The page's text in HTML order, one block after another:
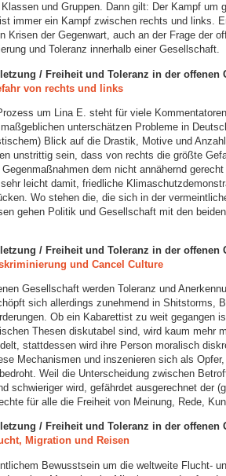
und Gruppen. Dann gilt: Der Kampf um
immer ein Kampf zwischen rechts und links.
Krisen der Gegenwart, auch an der Frage der
und Toleranz innerhalb einer Gesellschaft.
/ Freiheit und Toleranz in der offenen
von rechts und links
um Lina E. steht für viele
unterschätzen Probleme in
Blick auf die Drastik, Motive und
unstrittig sein, dass von rechts die größte
dem nicht annähernd
leicht damit, friedliche
Wo stehen die, die sich in der
gehen Politik und Gesellschaft mit den
/ Freiheit und Toleranz in der offenen
und Cancel Culture
Gesellschaft werden Toleranz und
sich allerdings zunehmend in Shitstorms,
Ob ein Kabarettist zu weit gegangen
Thesen diskutabel sind, wird kaum mehr
stattdessen wird ihre Person moralisch
Mechanismen und inszenieren sich als
Weil die Unterscheidung zwischen
schwieriger wird, gefährdet ausgerechnet der
für alle die Freiheit von Meinung, Rede,
/ Freiheit und Toleranz in der offenen
Migration und Reisen
Bewusstsein um die weltweite Flucht-